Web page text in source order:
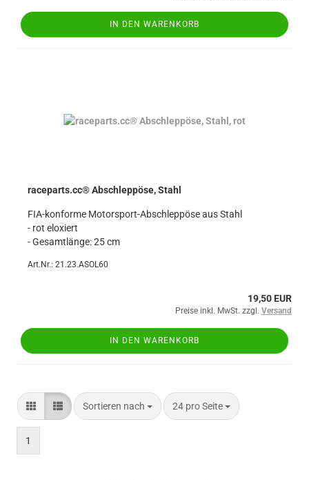
IN DEN WARENKORB
raceparts.cc® Abschleppöse, Stahl
FIA-konforme Motorsport-Abschleppöse aus Stahl
- rot eloxiert
- Gesamtlänge: 25 cm
Art.Nr.: 21.23.ASOL60
19,50 EUR
Preise inkl. MwSt. zzgl. Versand
IN DEN WARENKORB
Sortieren nach
Sortieren nach 24 pro Seite
pro Seite
1